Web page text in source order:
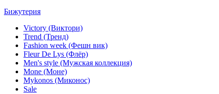
Бижутерия
Victory (Виктори)
Trend (Тренд)
Fashion week (Фешн вик)
Fleur De Lys (Флёр)
Men's style (Мужская коллекция)
Mone (Моне)
Mykonos (Миконос)
Sale